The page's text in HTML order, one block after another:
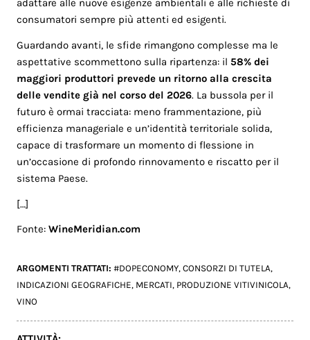
adattare alle nuove esigenze ambientali e alle richieste di
consumatori sempre più attenti ed esigenti.
Guardando avanti, le sfide rimangono complesse ma le
aspettative scommettono sulla ripartenza: il 58% dei
maggiori produttori prevede un ritorno alla crescita
delle vendite già nel corso del 2026. La bussola per il
futuro è ormai tracciata: meno frammentazione, più
efficienza manageriale e un’identità territoriale solida,
capace di trasformare un momento di flessione in
un’occasione di profondo rinnovamento e riscatto per il
sistema Paese.
[…]
Fonte:WineMeridian.com
ARGOMENTI TRATTATI:#DOPECONOMY,CONSORZI DI TUTELA,
INDICAZIONI GEOGRAFICHE, MERCATI, PRODUZIONE VITIVINICOLA,
VINO